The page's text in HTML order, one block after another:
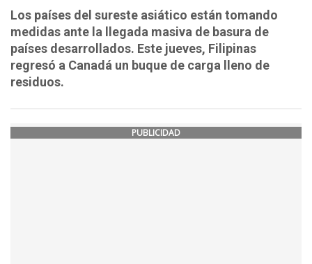
Los países del sureste asiático están tomando
medidas ante la llegada masiva de basura de
países desarrollados. Este jueves, Filipinas
regresó a Canadá un buque de carga lleno de
residuos.
PUBLICIDAD